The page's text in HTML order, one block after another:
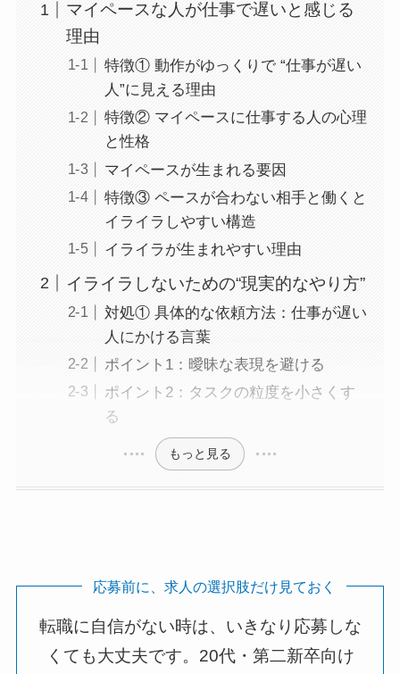
マイペースな人が仕事で遅いと感じる
理由
特徴① 動作がゆっくりで “仕事が遅い
人”に見える理由
特徴② マイペースに仕事する人の心理
と性格
マイペースが生まれる要因
特徴③ ペースが合わない相手と働くと
イライラしやすい構造
イライラが生まれやすい理由
イライラしないための“現実的なやり方”
対処① 具体的な依頼方法：仕事が遅い
人にかける言葉
ポイント1：曖昧な表現を避ける
ポイント2：タスクの粒度を小さくす
る
もっと見る
応募前に、求人の選択肢だけ見ておく
転職に自信がない時は、いきなり応募しな
くても大丈夫です。20代・第二新卒向け